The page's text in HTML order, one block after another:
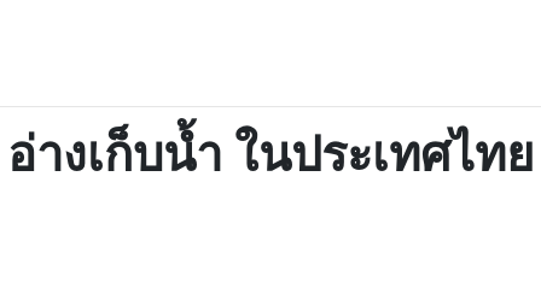
อ่างเก็บน้ำ ในประเทศไทย